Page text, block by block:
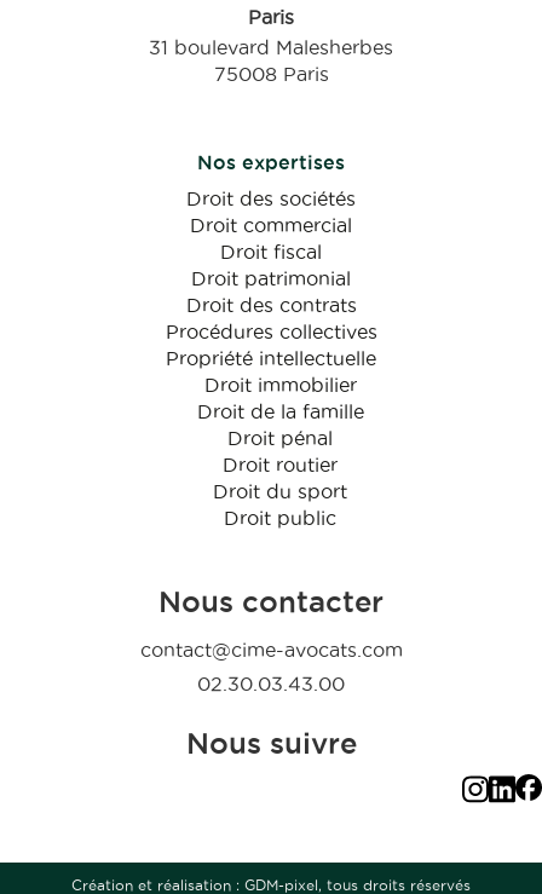
Paris
31 boulevard Malesherbes
75008 Paris
Nos expertises
Droit des sociétés
Droit commercial
Droit fiscal
Droit patrimonial
Droit des contrats
Procédures collectives
Propriété intellectuelle
Droit immobilier
Droit de la famille
Droit pénal
Droit routier
Droit du sport
Droit public
Nous contacter
contact@cime-avocats.com
02.30.03.43.00
Nous suivre
Création et réalisation : GDM-pixel, tous droits réservés